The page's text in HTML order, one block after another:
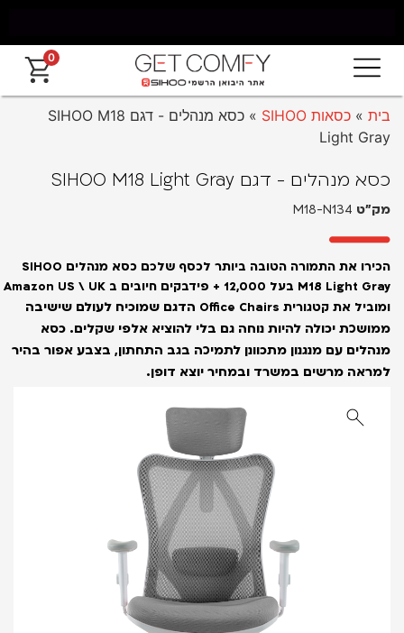
משלוח חינם מאילת עד החרמון עד 5 ימי עסקים
0
בית » כסאות SIHOO »
כסא מנהלים - דגם SIHOO M18
Light Gray
כסא מנהלים - דגם SIHOO M18 Light Gray
מק״ט M18-N134
הכירו את התמורה הטובה ביותר לכסף שלכם כסא מנהלים SIHOO
M18 Light Gray
בעל 12,000 + פידבקים חיובים ב Amazon US \ UK
ומוביל את קטגורית Office Chairs
הדגם שמוכיח לעולם שישיבה
ממושכת יכולה להיות נוחה גם בלי להוציא אלפי שקלים. כסא
מנהלים עם מנגנון מתכוונן לתמיכה בגב התחתון, בצבע אפור בהיר
למראה מרשים במשרד ובמחיר יוצא דופן.